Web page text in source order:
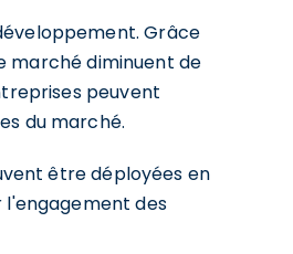
Grâce
marché diminuent de
peuvent
du marché.
être déployées en
des